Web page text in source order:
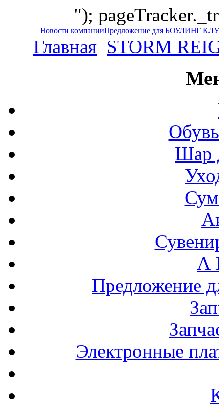
");
Новости компанииПредложение для БОУЛИНГ
Главная STORM
Шар
А
Электронные